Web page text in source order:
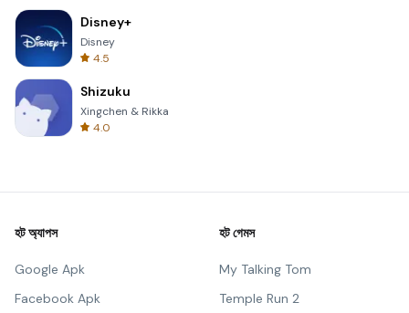
Disney+
Disney
4.5
Shizuku
Xingchen & Rikka
4.0
হট অ্যাপস
Google Apk
Facebook Apk
হট গেমস
My Talking Tom
Temple Run 2